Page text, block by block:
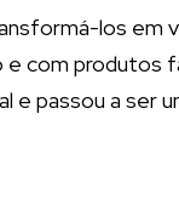
los em
com produtos
e passou a ser